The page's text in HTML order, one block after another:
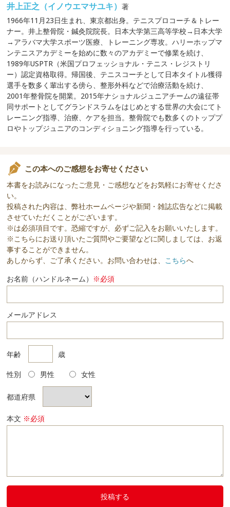
井上正之（イノウエマサユキ）著
1966年11月23日生まれ、東京都出身。テニスプロコーチ＆トレー
ナー。井上整骨院・鍼灸院院長。日本大学第三高等学校→日本大学
→アラバマ大学スポーツ医療、トレーニング専攻。ハリーホップマ
ンテニスアカデミーを始めに数々のアカデミーで修業を続け、
1989年USPTR（米国プロフェッショナル・テニス・レジストリ
ー）認定資格取得。帰国後、テニスコーチとして日本タイトル獲得
選手を数多く輩出する傍ら、整形外科などで治療活動を続け、
2001年整骨院を開業。2015年ナショナルジュニアチームの遠征帯
同サポートとしてグランドスラムをはじめとする世界の大会にてト
レーニング指導、治療、ケアを担当。整骨院でも数多くのトッププ
ロやトップジュニアのコンディショニング指導を行っている。
この本へのご感想をお寄せください
本書をお読みになったご意見・ご感想などをお気軽にお寄せくださ
い。
投稿された内容は、弊社ホームページや新聞・雑誌広告などに掲載
させていただくことがございます。
※は必須項目です。恐縮ですが、必ずご記入をお願いいたします。
※こちらにお送り頂いたご質問やご要望などに関しましては、お返
事することができません。
あしからず、ご了承ください。お問い合わせは、 こちらへ
お名前（ハンドルネーム） ※必須
メールアドレス
年齢 歳
性別 男性 女性
都道府県
本文 ※必須
投稿する